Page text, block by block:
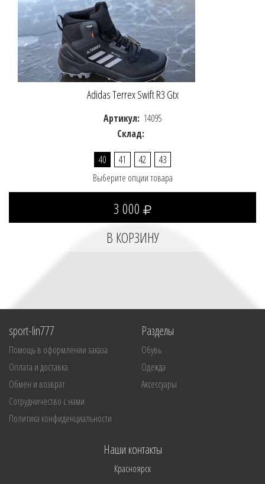
Adidas Terrex Swift R3 Gtx
Артикул: 14095
Склад:
40 41 42
43
Выберите опции товара
3 000
sport-lin777
Помощь в оформлении заказа
Оплата и доставка
Обмен и возврат
Сотрудничество с нами
Политика конфиденциальности
Разделы
Обувь
Одежда
Аксессуары
Наши контакты
Красноярск